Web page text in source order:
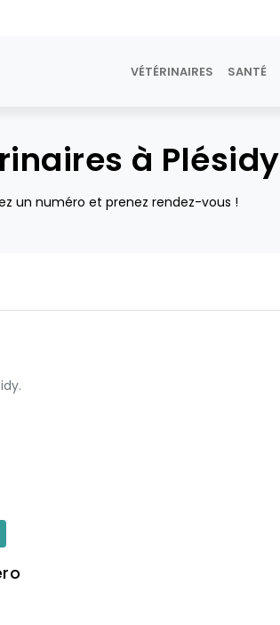
VÉTÉRINAIRES SANTÉ
à Plésidy
un numéro et prenez rendez-vous !